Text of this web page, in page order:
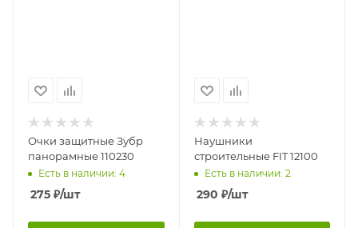
Очки защитные Зубр
панорамные 110230
Есть в наличии: 4
275 ₽/шт
Наушники
строительные FIT 12100
Есть в наличии: 2
290 ₽/шт